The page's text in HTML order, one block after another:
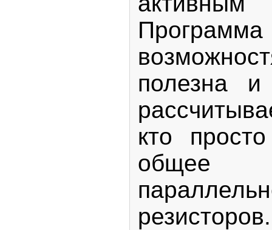
полезна
кто
общее
резисторов.